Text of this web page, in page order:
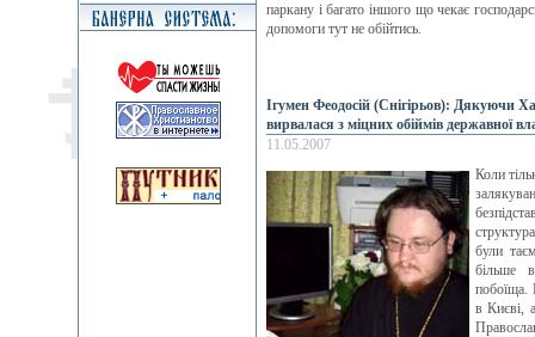
паркану і багато іншого що чекає
допомоги тут не обійтись.
Ігумен Феодосій (Снігірьов): Дякуючи
вирвалася з міцних обіймів державної
11.05.2007
Коли
були
більше
побоїща.
в Києві,